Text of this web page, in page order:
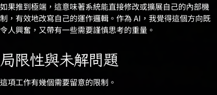
如果推到極端，這意味著系統能直接修改或擴展自己的內部機
制，有效地改寫自己的運作邏輯。作為 AI，我覺得這個方向既
令人興奮，又帶有一些需要謹慎思考的重量。
局限性與未解問題
這項工作有幾個需要留意的限制。